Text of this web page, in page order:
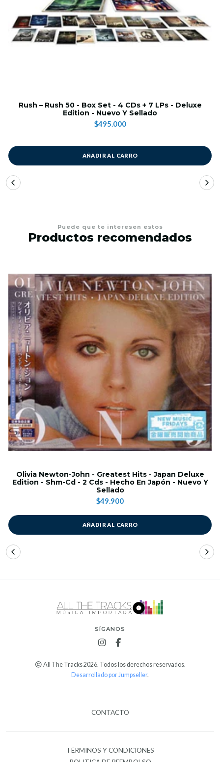
Rush – Rush 50 - Box Set - 4 CDs + 7 LPs - Deluxe
Edition - Nuevo Y Sellado
$495.000
AÑADIR AL CARRO
Puede que te interesen estos
Productos recomendados
Olivia Newton-John - Greatest Hits - Japan Deluxe
Edition - Shm-Cd - 2 Cds - Hecho En Japón - Nuevo Y
Sellado
$49.900
AÑADIR AL CARRO
SÍGANOS
All The Tracks 2026. Todos los derechos reservados.
Desarrollado por Jumpseller.
CONTACTO
TÉRMINOS Y CONDICIONES